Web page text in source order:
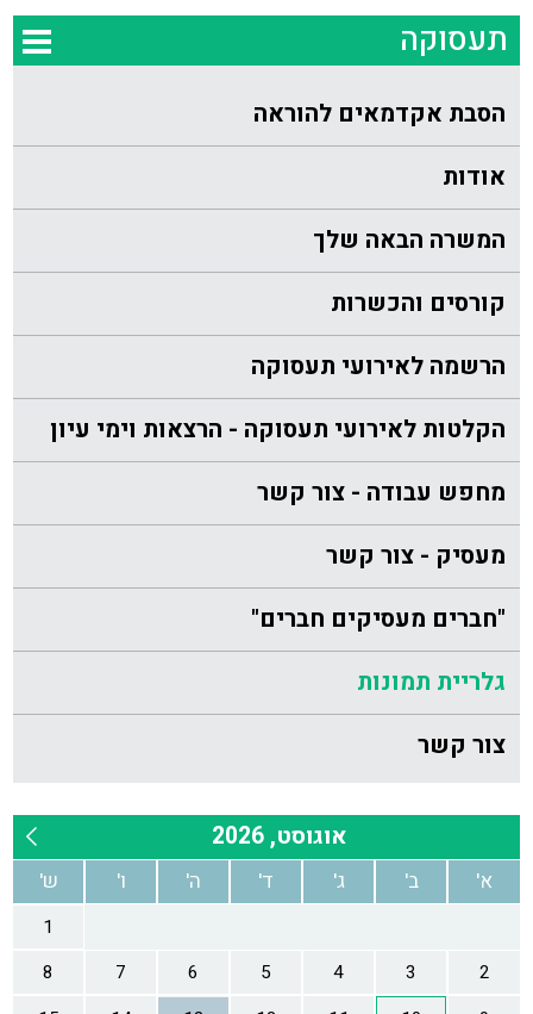
תעסוקה
הסבת אקדמאים להוראה
אודות
המשרה הבאה שלך
קורסים והכשרות
הרשמה לאירועי תעסוקה
הקלטות לאירועי תעסוקה - הרצאות וימי עיון
מחפש עבודה - צור קשר
מעסיק - צור קשר
"חברים מעסיקים חברים"
גלריית תמונות
צור קשר